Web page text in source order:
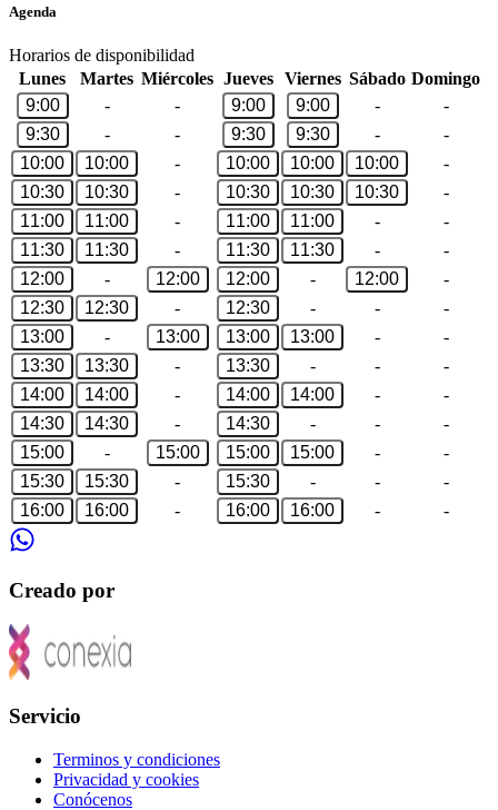
Agenda
Horarios de disponibilidad
Lunes
Martes Miércoles Jueves Viernes Sábado Domingo
9:00
- - 9:00 9:00 -
-
9:30
- - 9:30 9:30 -
-
10:00
10:00 - 10:00 10:00 10:00
-
10:30
10:30 - 10:30 10:30 10:30
-
11:00
11:00 - 11:00 11:00 -
-
11:30
11:30 - 11:30 11:30 -
-
12:00
- 12:00 12:00 - 12:00
-
12:30
12:30 - 12:30 - -
-
13:00
- 13:00 13:00 13:00 -
-
13:30
13:30 - 13:30 - -
-
14:00
14:00 - 14:00 14:00 -
-
14:30
14:30 - 14:30 - -
-
15:00
- 15:00 15:00 15:00 -
-
15:30
15:30 - 15:30 - -
-
16:00
16:00 - 16:00 16:00 - -
Creado por
Servicio
Terminos y condiciones
Privacidad y cookies
Conócenos